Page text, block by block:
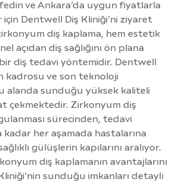
ve Ankara’da uygun fiyatlarla
Dentwell Diş Kliniği’ni ziyaret
diş kaplama, hem estetik
açıdan diş sağlığını ön plana
diş tedavi yöntemidir. Dentwell
kadrosu ve son teknoloji
alanda sunduğu yüksek kaliteli
çekmektedir. Zirkonyum diş
sürecinden, tedavi
kadar her aşamada hastalarına
gülüşlerin kapılarını aralıyor.
diş kaplamanın avantajlarını
sunduğu imkanları detaylı